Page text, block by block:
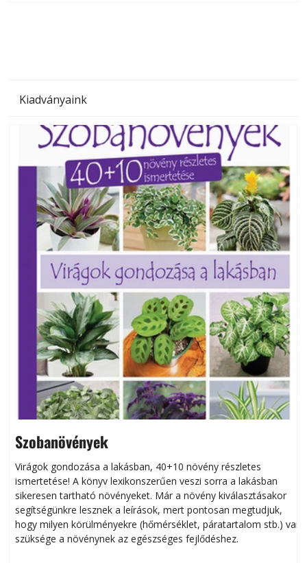
Kiadványaink
Szobanövények
Virágok gondozása a lakásban, 40+10 növény részletes
ismertetése! A könyv lexikonszerűen veszi sorra a lakásban
sikeresen tart­ha­tó növényeket. Már a növény kiválasztásakor
segítségünkre lesznek a leírások, mert pontosan megtudjuk,
hogy milyen körülményekre (hőmérséklet, páratartalom stb.) van
szüksége a növénynek az egészséges fejlődéshez.